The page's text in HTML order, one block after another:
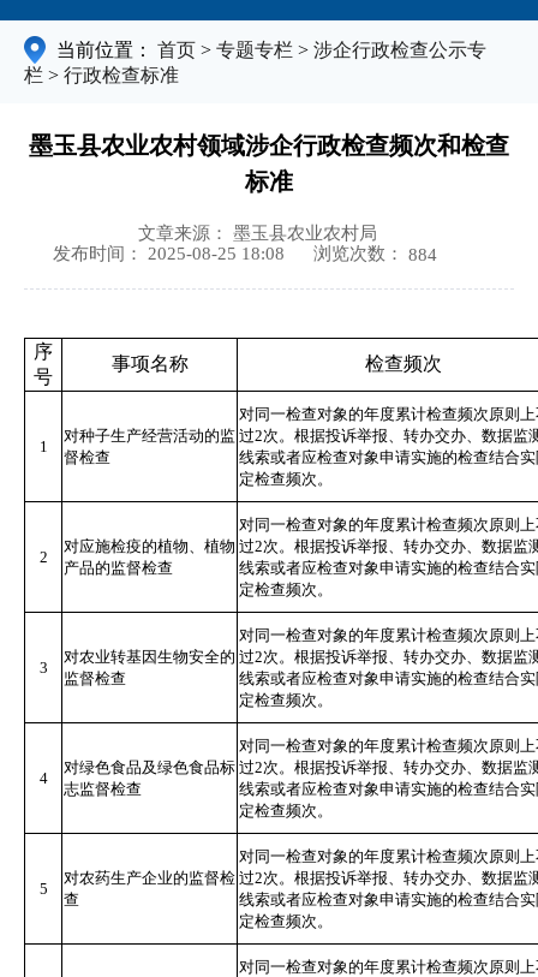
当前位置： 首页 > 专题专栏 > 涉企行政检查公示专
栏 > 行政检查标准
墨玉县农业农村领域涉企行政检查频次和检查
标准
文章来源： 墨玉县农业农村局
发布时间： 2025-08-25 18:08
浏览次数： 884
序
号
事项名称 检查频次
1
对种子生产经营活动的监
督检查
对同一检查对象的年度累计检查频次原则
过2次。根据投诉举报、转办交办、数据监
线索或者应检查对象申请实施的检查结合
定检查频次。
2
对应施检疫的植物、植物
产品的监督检查
对同一检查对象的年度累计检查频次原则
过2次。根据投诉举报、转办交办、数据监
线索或者应检查对象申请实施的检查结合
定检查频次。
3
对农业转基因生物安全的
监督检查
对同一检查对象的年度累计检查频次原则
过2次。根据投诉举报、转办交办、数据监
线索或者应检查对象申请实施的检查结合
定检查频次。
4
对绿色食品及绿色食品标
志监督检查
对同一检查对象的年度累计检查频次原则
过2次。根据投诉举报、转办交办、数据监
线索或者应检查对象申请实施的检查结合
定检查频次。
5
对农药生产企业的监督检
查
对同一检查对象的年度累计检查频次原则
过2次。根据投诉举报、转办交办、数据监
线索或者应检查对象申请实施的检查结合
定检查频次。
对同一检查对象的年度累计检查频次原则